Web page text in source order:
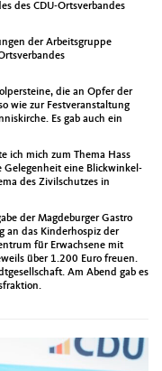
des CDU-Ortsverbandes
der Arbeitsgruppe
die an Opfer der
wie zur Festveranstaltung
Es gab auch ein
ich mich zum Thema Hass
eine Blickwinkel-
des Zivilschutzes in
der Magdeburger Gastro
an das Kinderhospiz der
für Erwachsene mit
über 1.200 Euro freuen.
Am Abend gab es